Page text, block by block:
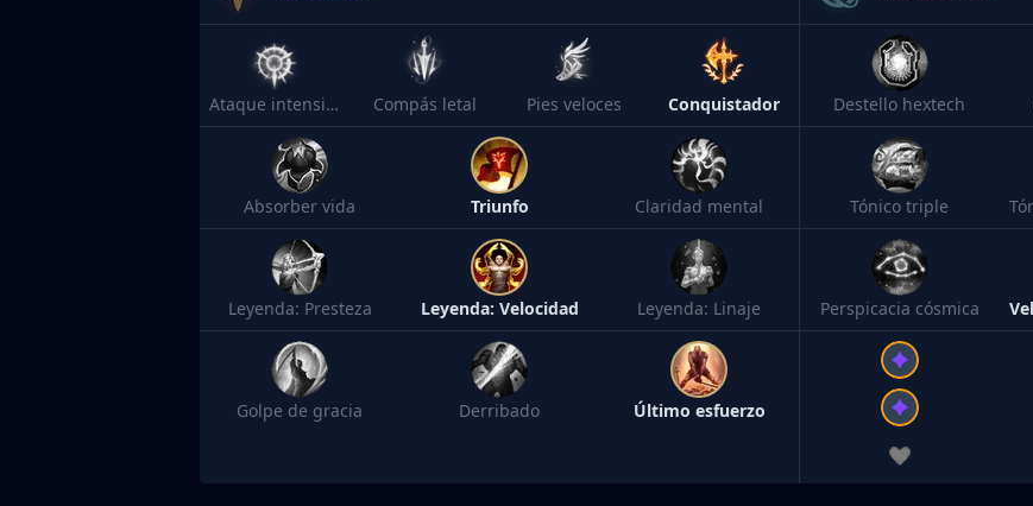
Ataque intensificado Compás letal Pies veloces Conquistador
Absorber vida Triunfo Claridad mental
Leyenda: Presteza Leyenda: Velocidad Leyenda: Linaje
Golpe de gracia Derribado Último esfuerzo
Destello hextech
Tónico triple
Perspicacia cósmica